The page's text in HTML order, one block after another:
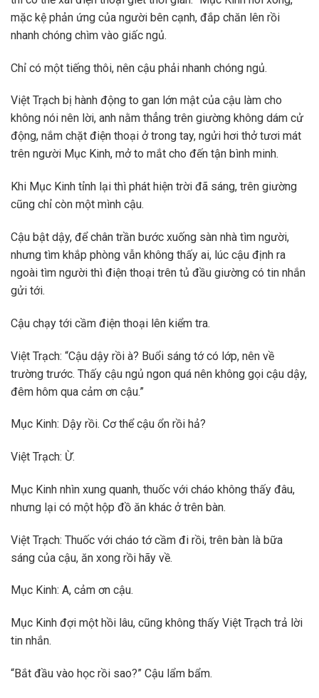
mặc kệ phản ứng của người bên cạnh, đắp chăn lên rồi
nhanh chóng chìm vào giấc ngủ.
Chỉ có một tiếng thôi, nên cậu phải nhanh chóng ngủ.
Việt Trạch bị hành động to gan lớn mật của cậu làm cho
không nói nên lời, anh nằm thẳng trên giường không dám cử
động, nắm chặt điện thoại ở trong tay, ngửi hơi thở tươi mát
trên người Mục Kinh, mở to mắt cho đến tận bình minh.
Khi Mục Kinh tỉnh lại thì phát hiện trời đã sáng, trên giường
cũng chỉ còn một mình cậu.
Cậu bật dậy, để chân trần bước xuống sàn nhà tìm người,
nhưng tìm khắp phòng vẫn không thấy ai, lúc cậu định ra
ngoài tìm người thì điện thoại trên tủ đầu giường có tin nhắn
gửi tới.
Cậu chạy tới cầm điện thoại lên kiểm tra.
Việt Trạch: “Cậu dậy rồi à? Buổi sáng tớ có lớp, nên về
trường trước. Thấy cậu ngủ ngon quá nên không gọi cậu dậy,
đêm hôm qua cảm ơn cậu.”
Mục Kinh: Dậy rồi. Cơ thể cậu ổn rồi hả?
Việt Trạch: Ừ.
Mục Kinh nhìn xung quanh, thuốc với cháo không thấy đâu,
nhưng lại có một hộp đồ ăn khác ở trên bàn.
Việt Trạch: Thuốc với cháo tớ cầm đi rồi, trên bàn là bữa
sáng của cậu, ăn xong rồi hãy về.
Mục Kinh: A, cảm ơn cậu.
Mục Kinh đợi một hồi lâu, cũng không thấy Việt Trạch trả lời
tin nhắn.
“Bắt đầu vào học rồi sao?” Cậu lẩm bẩm.